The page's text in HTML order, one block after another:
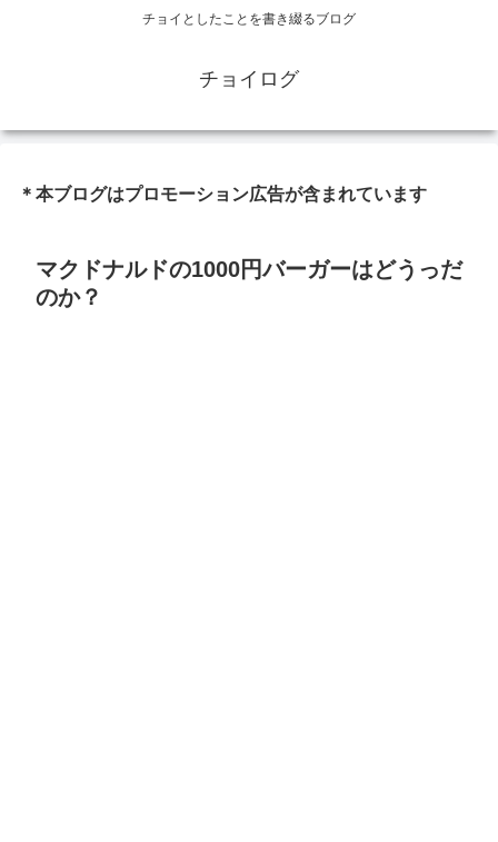
チョイとしたことを書き綴るブログ
チョイログ
＊本ブログはプロモーション広告が含まれています
マクドナルドの1000円バーガーはどうっだ
のか？